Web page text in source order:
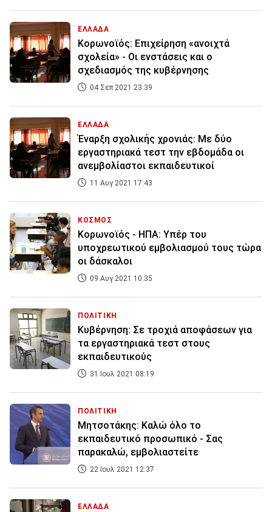
ΕΛΛΑΔΑ
Κορωνοϊός: Επιχείρηση «ανοιχτά
σχολεία» - Οι ενστάσεις και ο
σχεδιασμός της κυβέρνησης
04 Σεπ 2021 23:39
ΕΛΛΑΔΑ
Έναρξη σχολικής χρονιάς: Με δύο
εργαστηριακά τεστ την εβδομάδα οι
ανεμβολίαστοι εκπαιδευτικοί
11 Αυγ 2021 17:43
ΚΟΣΜΟΣ
Κορωνοϊός - ΗΠΑ: Υπέρ του
υποχρεωτικού εμβολιασμού τους τώρα
οι δάσκαλοι
09 Αυγ 2021 10:35
ΠΟΛΙΤΙΚΗ
Κυβέρνηση: Σε τροχιά αποφάσεων για
τα εργαστηριακά τεστ στους
εκπαιδευτικούς
31 Ιουλ 2021 08:19
ΠΟΛΙΤΙΚΗ
Μητσοτάκης: Καλώ όλο το
εκπαιδευτικό προσωπικό - Σας
παρακαλώ, εμβολιαστείτε
22 Ιουλ 2021 12:37
ΕΛΛΑΔΑ